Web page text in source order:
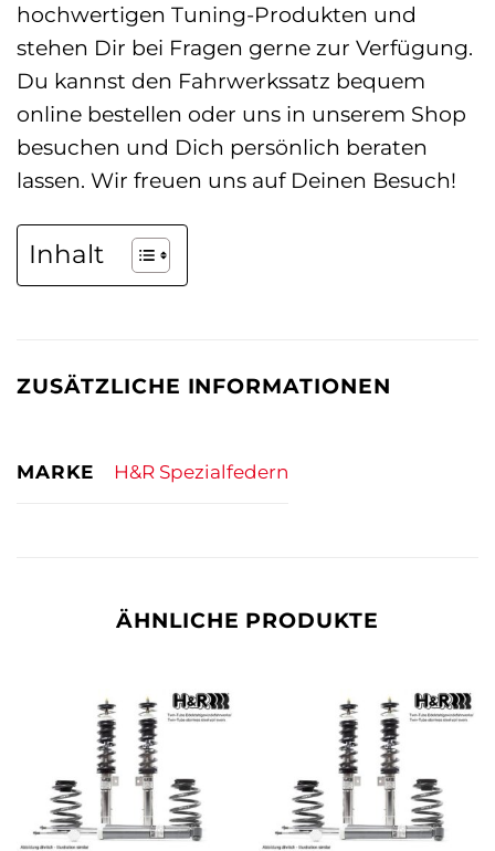
hochwertigen Tuning-Produkten und
stehen Dir bei Fragen gerne zur Verfügung.
Du kannst den Fahrwerkssatz bequem
online bestellen oder uns in unserem Shop
besuchen und Dich persönlich beraten
lassen. Wir freuen uns auf Deinen Besuch!
Inhalt
ZUSÄTZLICHE INFORMATIONEN
MARKE H&R Spezialfedern
ÄHNLICHE PRODUKTE